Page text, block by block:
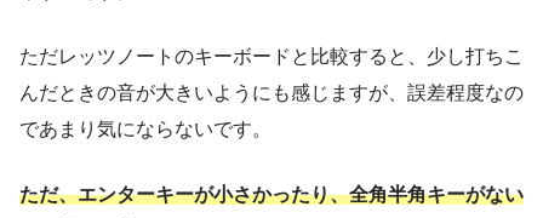
ただレッツノートのキーボードと比較すると、少し打ちこ
んだときの音が大きいようにも感じますが、誤差程度なの
であまり気にならないです。
ただ、エンターキーが小さかったり、全角半角キーがない